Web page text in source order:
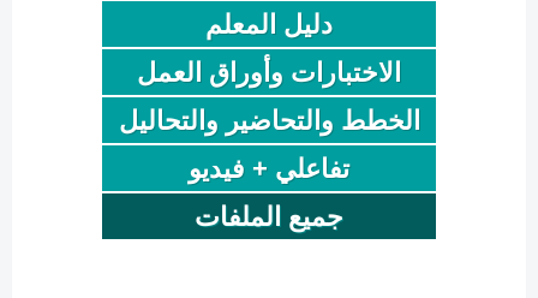
دليل المعلم
الاختبارات وأوراق العمل
الخطط والتحاضير والتحاليل
تفاعلي + فيديو
جميع الملفات